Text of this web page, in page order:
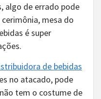
algo de errado pode
mesa do
é super
de bebidas
no atacado, pode
tem o costume de